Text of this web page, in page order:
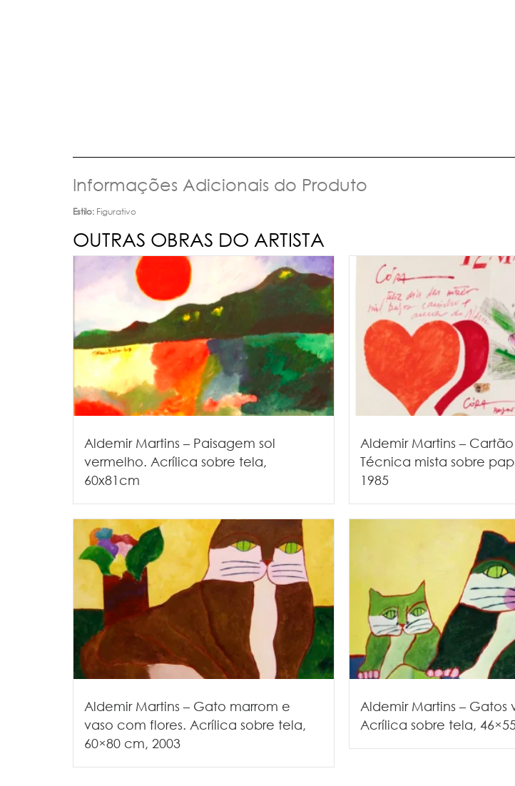
Informações Adicionais do Produto
Estilo: Figurativo
OUTRAS OBRAS DO ARTISTA
Aldemir Martins – Paisagem sol
vermelho. Acrílica sobre tela,
60x81cm
Aldemir Martins –
Técnica mista sobre
1985
Aldemir Martins – Gato marrom e
vaso com flores. Acrílica sobre tela,
60×80 cm, 2003
Aldemir Martins – Gatos
Acrílica sobre tela,